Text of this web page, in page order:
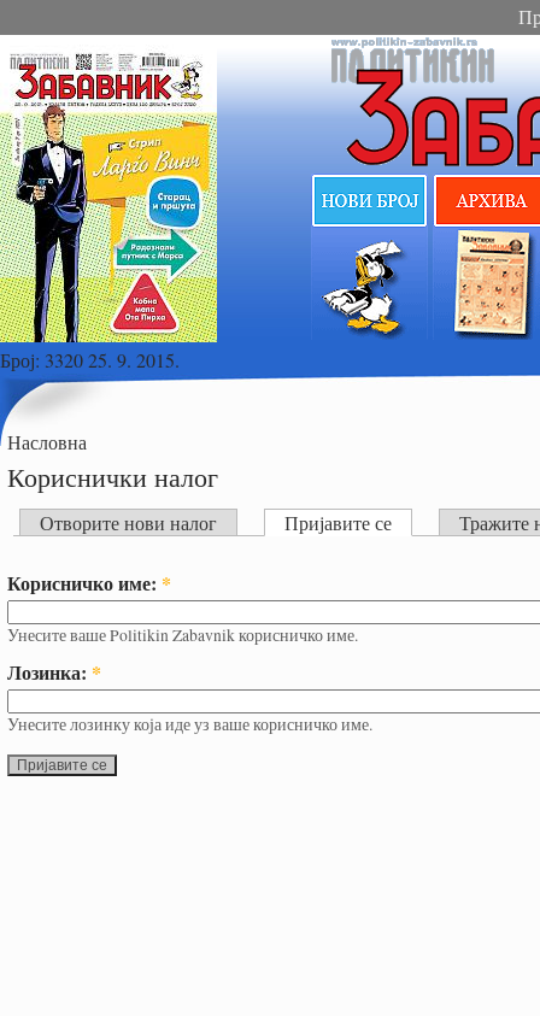
Број: 3320 25. 9. 2015.
Насловна
Кориснички налог
Отворите нови налог Пријавите се Тражите
Корисничко име: *
Унесите ваше Politikin Zabavnik корисничко име.
Лозинка: *
Унесите лозинку која иде уз ваше корисничко име.